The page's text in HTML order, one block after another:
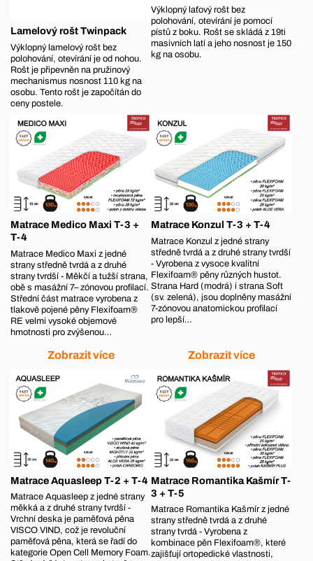
Lamelový rošt Twinpack
Výklopný lamelový rošt bez
polohování, otevírání je od nohou.
Rošt je připevněn na pružinový
mechanismus nosnost 110 kg na
osobu. Tento rošt je započítán do
ceny postele.
Výklopný laťový rošt bez
polohování, otevírání je pomocí
pístů z boku. Rošt se skládá z 19ti
masivních latí a jeho nosnost je 150
kg na osobu.
Matrace Medico Maxi T-3 +
T-4
Matrace Medico Maxi z jedné
strany středně tvrdá a z druhé
strany tvrdší - Měkčí a tužší strana,
obě s masážní 7– zónovou profilací.
Střední část matrace vyrobena z
tlakově pojené pěny Flexifoam®
RE velmi vysoké objemové
hmotnosti pro zvýšenou…
Zobrazit více
Matrace Konzul T-3 + T-4
Matrace Konzul z jedné strany
středně tvrdá a z druhé strany tvrdší
- Vyrobena z vysoce kvalitní
Flexifoam® pěny různých hustot.
Strana Hard (modrá) i strana Soft
(sv. zelená), jsou doplněny masážní
7-zónovou anatomickou profilací
pro lepší…
Zobrazit více
Matrace Aquasleep T-2 + T-4
Matrace Aquasleep z jedné strany
měkká a z druhé strany tvrdší -
Vrchní deska je paměťová pěna
VISCO VIND, což je revoluční
paměťová pěna, která se řadí do
kategorie Open Cell Memory Foam.
Matrace Romantika Kašmír T-
3 + T-5
Matrace Romantika Kašmír z jedné
strany středně tvrdá a z druhé
strany tvrdá - Vyrobena z
kombinace pěn Flexifoam®, které
zajišťují ortopedické vlastnosti,